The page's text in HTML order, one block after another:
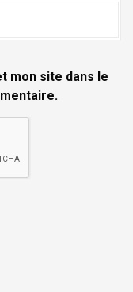
mon site dans le